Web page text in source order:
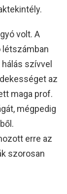
volt. A
létszámban
szívvel
az
maga prof.
mégpedig
erre az
szorosan